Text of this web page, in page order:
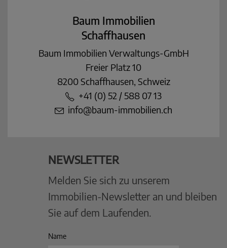
Baum Immobilien
Schaffhausen
Baum Immobilien Verwaltungs-GmbH
Freier Platz 10
8200 Schaffhausen, Schweiz
+41 (0) 52 / 588 07 13
info@baum-immobilien.ch
NEWSLETTER
Melden Sie sich zu unserem
Immobilien-Newsletter an und bleiben
Sie auf dem Laufenden.
Name